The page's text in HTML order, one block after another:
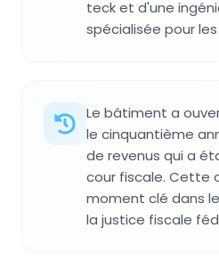
teck et d'une
spécialisée pour
Le bâtiment a
le cinquantième
de revenus qui a
cour fiscale. Cette
moment clé dans
la justice fiscale